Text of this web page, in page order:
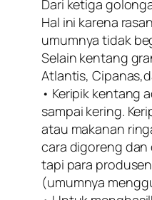
Dari ketiga
Hal ini karena
umumnya tidak
Selain kentang
Atlantis,
• Keripik kentang
sampai kering.
atau makanan
cara digoreng dan
tapi para
(umumnya